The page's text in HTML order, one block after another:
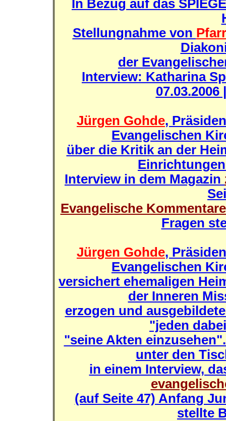
In Bezug auf das
Stellungnahme von
der
Interview: Katharina
Jürgen Gohde,
Evangelischen
über die Kritik an der
Interview in dem Magazin
Evangelische
Fragen
Jürgen Gohde,
Evangelischen
versichert ehemaligen
der Inneren
erzogen und
"jeden
"seine Akten
unter den
in einem Interview,
(auf Seite 47) Anfang
stellte